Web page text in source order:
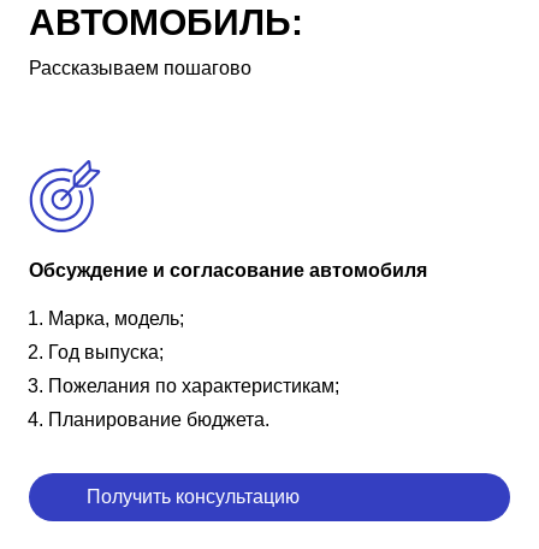
АВТОМОБИЛЬ:
Рассказываем пошагово
Обсуждение и согласование автомобиля
Марка, модель;
Год выпуска;
Пожелания по характеристикам;
Планирование бюджета.
Получить консультацию